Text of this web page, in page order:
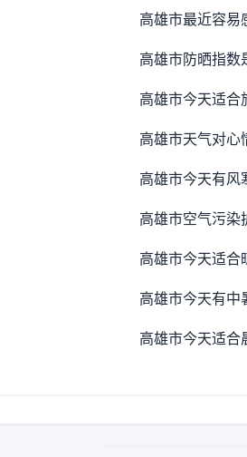
高雄市最近容易
高雄市防晒指数
高雄市今天适合
高雄市天气对心
高雄市今天有风
高雄市空气污染
高雄市今天适合
高雄市今天有中
高雄市今天适合